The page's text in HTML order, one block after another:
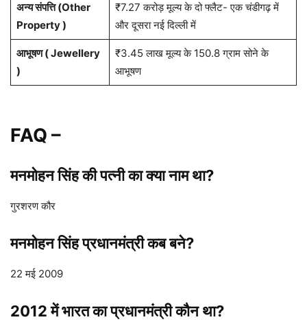
अन्य संपत्ति (Other
Property )
₹7.27 करोड़ मूल्य के दो फ्लैट- एक चंडीगढ़ में
और दूसरा नई दिल्ली में
आभूषण ( Jewellery
)
₹3.45 लाख मूल्य के 150.8 ग्राम सोने के
आभूषण
FAQ –
मनमोहन सिंह की पत्नी का क्या नाम था?
गुरशरण कौर
मनमोहन सिंह प्रधानमंत्री कब बने?
22 मई 2009
2012 में भारत का प्रधानमंत्री कौन था?